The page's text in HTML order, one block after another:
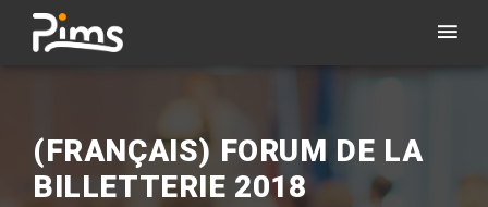
(FRANÇAIS) FORUM DE LA
BILLETTERIE 2018